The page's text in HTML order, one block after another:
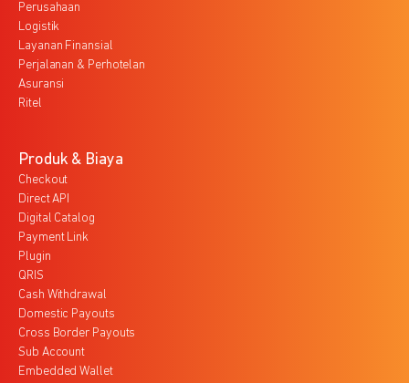
Perusahaan
Logistik
Layanan Finansial
Perjalanan & Perhotelan
Asuransi
Ritel
Produk & Biaya
Checkout
Direct API
Digital Catalog
Payment Link
Plugin
QRIS
Cash Withdrawal
Domestic Payouts
Cross Border Payouts
Sub Account
Embedded Wallet